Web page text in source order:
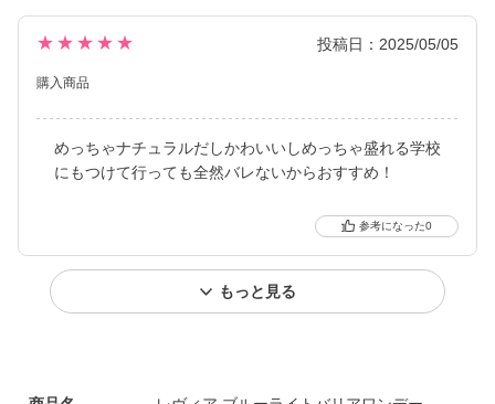
★★★★★ 投稿日：2025/05/05
購入商品
めっちゃナチュラルだしかわいいしめっちゃ盛れる学校
にもつけて行っても全然バレないからおすすめ！
0
もっと見る